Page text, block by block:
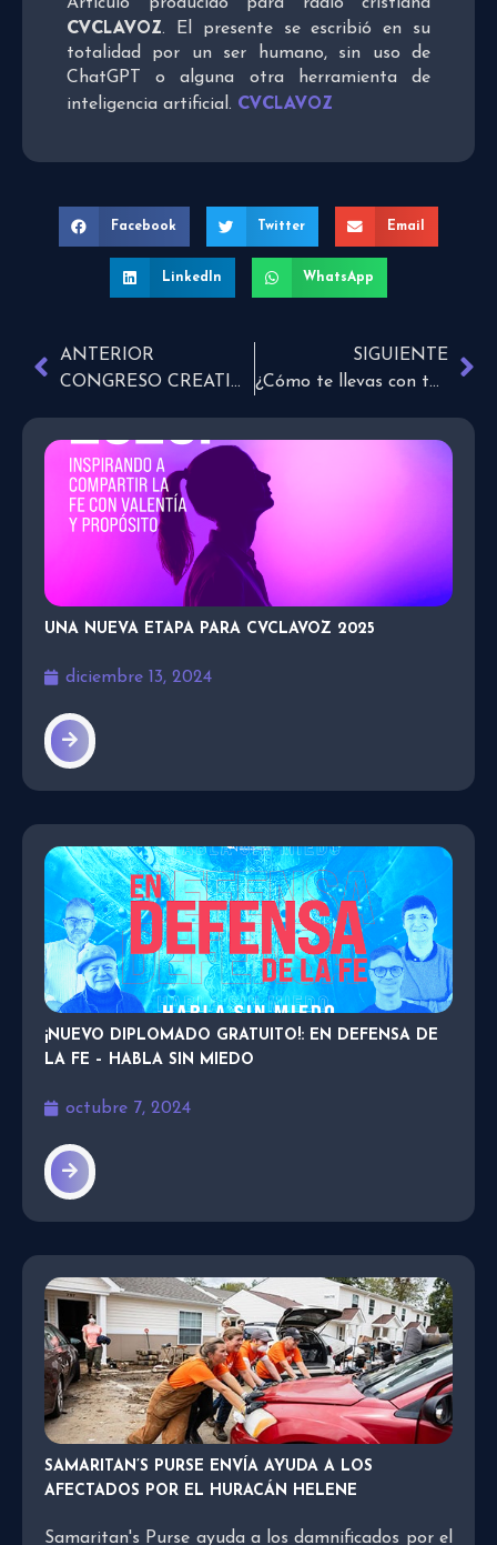
Artículo producido para radio cristiana
CVCLAVOZ. El presente se escribió en su
totalidad por un ser humano, sin uso de
ChatGPT o alguna otra herramienta de
inteligencia artificial. CVCLAVOZ
Facebook Twitter Email
LinkedIn WhatsApp
ANTERIOR
CONGRESO CREATIVE
SIGUIENTE
¿Cómo te llevas con tu papá? ¿Lo honrarías en su día?
UNA NUEVA ETAPA PARA CVCLAVOZ 2025
diciembre 13, 2024
¡NUEVO DIPLOMADO GRATUITO!: EN DEFENSA DE
LA FE – HABLA SIN MIEDO
octubre 7, 2024
SAMARITAN’S PURSE ENVÍA AYUDA A LOS
AFECTADOS POR EL HURACÁN HELENE
Samaritan's Purse ayuda a los damnificados por el